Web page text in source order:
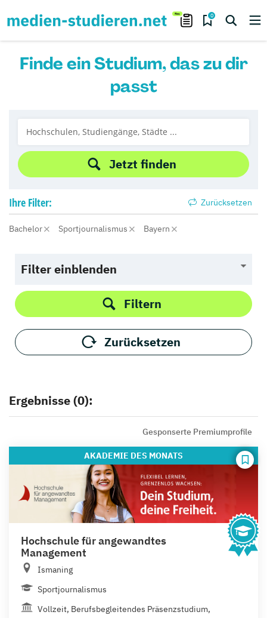
0
Finde ein Studium, das zu dir
passt
Jetzt finden
Ihre Filter: Zurücksetzen
Bachelor Sportjournalismus Bayern
Filter einblenden
Filtern
Zurücksetzen
Ergebnisse (0):
Gesponserte Premiumprofile
AKADEMIE DES MONATS
Hochschule für angewandtes
Management
Ismaning
Sportjournalismus
Vollzeit, Berufsbegleitendes Präsenzstudium,